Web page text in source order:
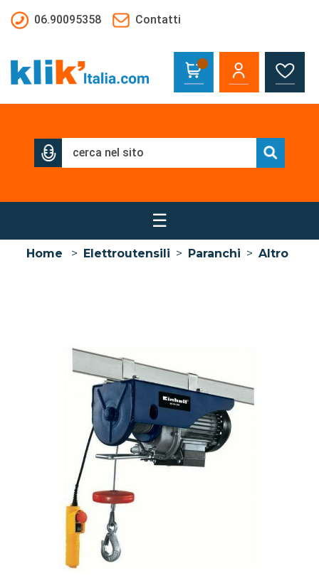
06.90095358
Contatti
☰
Home > Elettroutensili > Paranchi > Altro